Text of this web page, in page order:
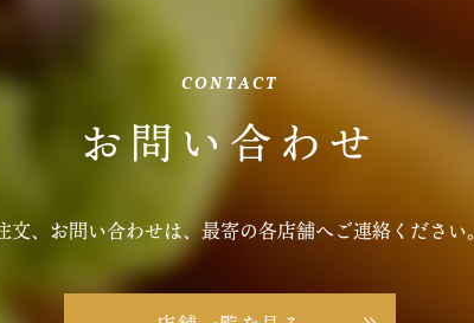
CONTACT
お問い合わせ
文、お問い合わせは、最寄の各店舗へご連絡ください。